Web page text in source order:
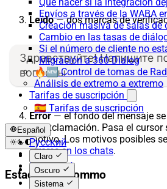
Envíos a través de la WABA
Creación masiva de salas de
Cambio en las tasas de
Si el número de cliente no
Migración a 360 Dialog
🔥🆕 Control de tomas de
Análisis de extremo a extremo
Tarifas de suscripción
🇪🇸 Tarifas de suscripción
Español
Русский
English
Español
Claro
Oscuro
Sistema
Leído— dos marcas de
Error— el fondo del mensaje
de exclamación. Pasa el cursor
motivo. Los motivos posibles
Errores en los chats.
Estados en Kommo